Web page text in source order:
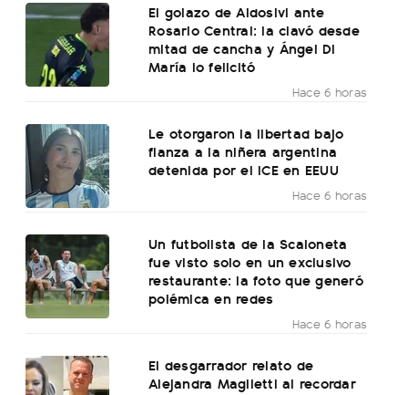
El golazo de Aldosivi ante
Rosario Central: la clavó desde
mitad de cancha y Ángel Di
María lo felicitó
Hace 6 horas
Le otorgaron la libertad bajo
fianza a la niñera argentina
detenida por el ICE en EEUU
Hace 6 horas
Un futbolista de la Scaloneta
fue visto solo en un exclusivo
restaurante: la foto que generó
polémica en redes
Hace 6 horas
El desgarrador relato de
Alejandra Maglietti al recordar